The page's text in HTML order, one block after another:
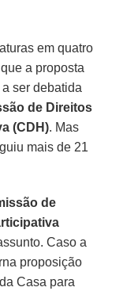
em quatro
a proposta
a ser debatida
de Direitos
(CDH). Mas
mais de 21
de
Caso a
proposição
Casa para